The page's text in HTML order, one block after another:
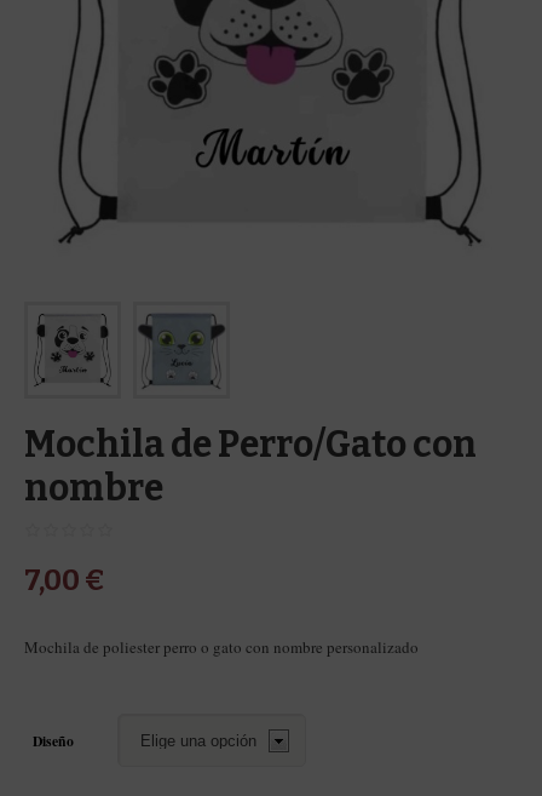
Mochila de Perro/Gato con
nombre
7,00 €
Mochila de poliester perro o gato con nombre personalizado
Diseño